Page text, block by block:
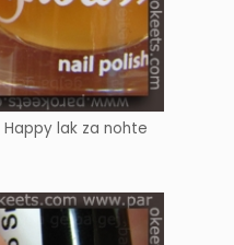
Happy lak za nohte